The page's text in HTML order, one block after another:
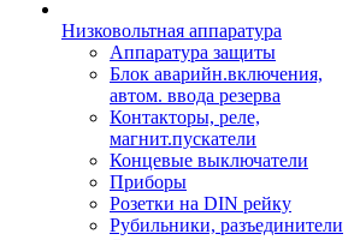
Низковольтная аппаратура
Аппаратура защиты
Блок аварийн.включения,
автом. ввода резерва
Контакторы, реле,
магнит.пускатели
Концевые выключатели
Приборы
Розетки на DIN рейку
Рубильники, разъединители